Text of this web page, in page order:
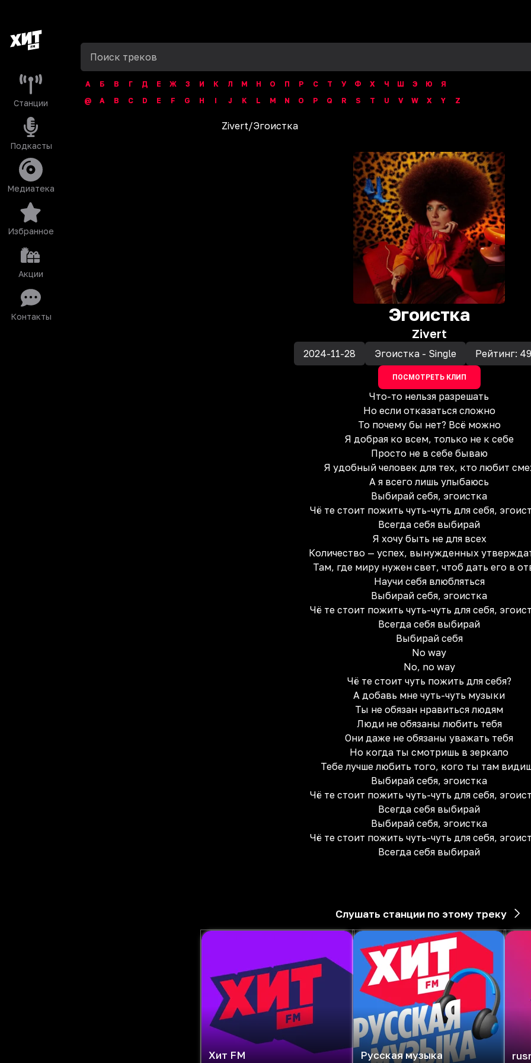
Станции
Подкасты
Медиатека
Избранное
Акции
Контакты
А Б В Г Д Е Ж З И К Л М Н О П Р С Т У Ф Х Ч Ш Э Ю
Я
@
A B C D E F G H I J K L M N O P Q R S T U V W X Y Z
Zivert/Эгоистка
Эгоистка
Zivert
2024-11-28 Эгоистка - Single Рейтинг: 49
ПОСМОТРЕТЬ КЛИП
Что-то нельзя разрешать
Но если отказаться сложно
То почему бы нет? Всё можно
Я добрая ко всем, только не к себе
Просто не в себе бываю
Я удобный человек для тех, кто любит
А я всего лишь улыбаюсь
Выбирай себя, эгоистка
Чё те стоит пожить чуть-чуть для себя,
Всегда себя выбирай
Я хочу быть не для всех
Количество — успех, вынужденных
Там, где миру нужен свет, чтоб дать его в
Научи себя влюбляться
Выбирай себя, эгоистка
Чё те стоит пожить чуть-чуть для себя,
Всегда себя выбирай
Выбирай себя
No way
No, no way
Чё те стоит чуть пожить для себя?
А добавь мне чуть-чуть музыки
Ты не обязан нравиться людям
Люди не обязаны любить тебя
Они даже не обязаны уважать тебя
Но когда ты смотришь в зеркало
Тебе лучше любить того, кого ты там
Выбирай себя, эгоистка
Чё те стоит пожить чуть-чуть для себя,
Всегда себя выбирай
Выбирай себя, эгоистка
Чё те стоит пожить чуть-чуть для себя,
Всегда себя выбирай
Слушать станции по этому треку
Хит FM Русская музыка